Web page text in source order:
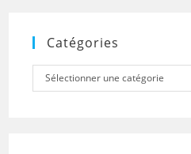
Catégories
Catégories
Sélectionner une catégorie